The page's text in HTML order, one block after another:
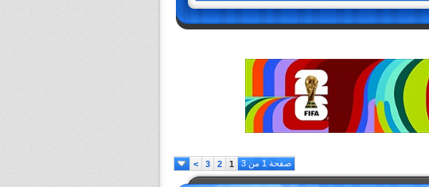
صفحة 1 من 3 1
2
3
>